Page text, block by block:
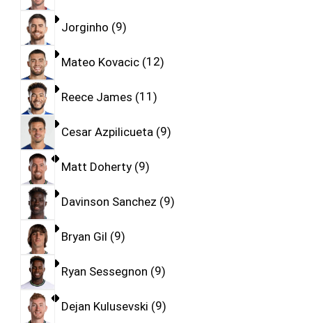
Jorginho 9
Mateo Kovacic 12
Reece James 11
Cesar Azpilicueta 9
Matt Doherty 9
Davinson Sanchez 9
Bryan Gil 9
Ryan Sessegnon 9
Dejan Kulusevski 9